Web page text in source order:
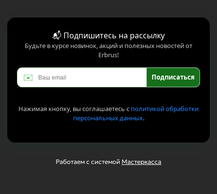
📬 Подпишитесь на рассылку
Будьте в курсе новинок, акций и полезных новостей от
Erbrus!
✉️ Подписаться
Нажимая кнопку, вы соглашаетесь с политикой обработки
персональных данных.
Работаем с системой Мастеркасса